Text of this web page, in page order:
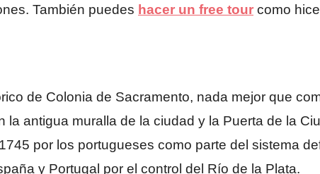
También puedes hacer un free tour como
de Colonia de Sacramento, nada mejor que
la antigua muralla de la ciudad y la Puerta de la
por los portugueses como parte del sistema
y Portugal por el control del Río de la Plata.